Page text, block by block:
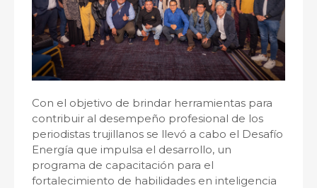
Con el objetivo de brindar herramientas para
contribuir al desempeño profesional de los
periodistas trujillanos se llevó a cabo el Desafío
Energía que impulsa el desarrollo, un
programa de capacitación para el
fortalecimiento de habilidades en inteligencia